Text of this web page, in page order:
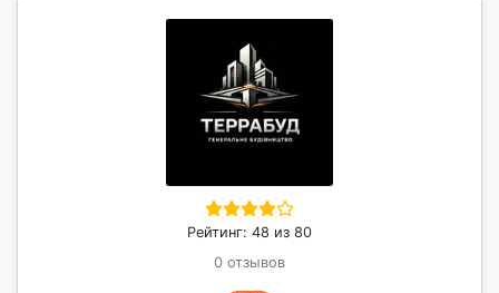
Рейтинг: 48 из 80
0 отзывов